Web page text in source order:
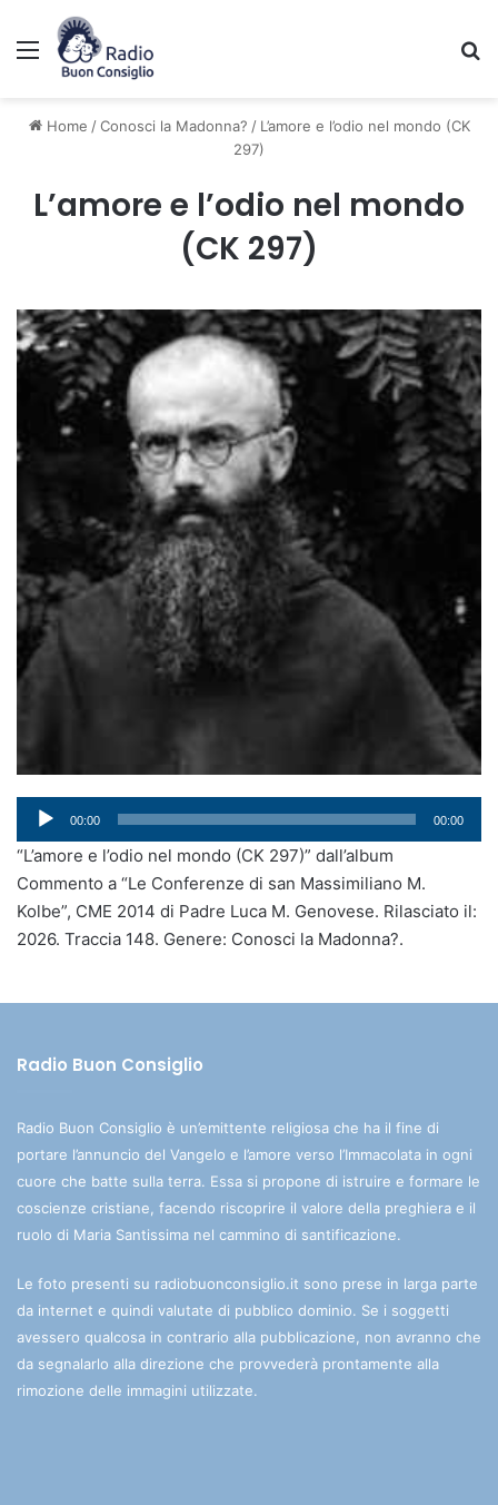
Menu
Home / Conosci la Madonna? / L’amore e l’odio nel mondo (CK
297)
L’amore e l’odio nel mondo
(CK 297)
Audio
Player
00:00 00:00
“L’amore e l’odio nel mondo (CK 297)” dall’album
Commento a “Le Conferenze di san Massimiliano M.
Kolbe”, CME 2014 di Padre Luca M. Genovese. Rilasciato il:
2026. Traccia 148. Genere: Conosci la Madonna?.
Radio Buon Consiglio
Radio Buon Consiglio è un’emittente religiosa che ha il fine di
portare l’annuncio del Vangelo e l’amore verso l’Immacolata in ogni
cuore che batte sulla terra. Essa si propone di istruire e formare le
coscienze cristiane, facendo riscoprire il valore della preghiera e il
ruolo di Maria Santissima nel cammino di santificazione.
Le foto presenti su radiobuonconsiglio.it sono prese in larga parte
da internet e quindi valutate di pubblico dominio. Se i soggetti
avessero qualcosa in contrario alla pubblicazione, non avranno che
da segnalarlo alla direzione che provvederà prontamente alla
rimozione delle immagini utilizzate.